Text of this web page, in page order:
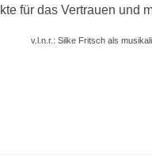
für das Vertrauen und
v.l.n.r.: Silke Fritsch als